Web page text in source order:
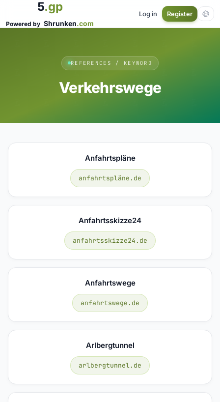
5.gp
Powered by Shrunken.com
Log in Register
REFERENCES / KEYWORD
Verkehrswege
Anfahrtspläne
anfahrtspläne.de
Anfahrtsskizze24
anfahrtsskizze24.de
Anfahrtswege
anfahrtswege.de
Arlbergtunnel
arlbergtunnel.de